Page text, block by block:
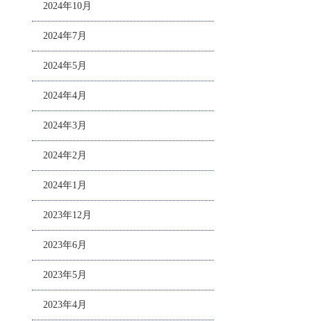
2024年10月
2024年7月
2024年5月
2024年4月
2024年3月
2024年2月
2024年1月
2023年12月
2023年6月
2023年5月
2023年4月